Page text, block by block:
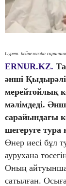
Сурет: бейнежазба
ERNUR.KZ.
әнші
мерейтойлық
мәлімдеді.
сарайындағы
шегеруге тура
Өнер иесі бұл
аурухана
Оның
сатылған.